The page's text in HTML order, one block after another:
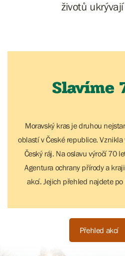
životů
Slavíme
Moravský kras je druhou
oblastí v České republice. Vznikla
Český ráj. Na oslavu výročí 70
Agentura ochrany přírody a
akcí. Jejich přehled najdete
Přehled akcí